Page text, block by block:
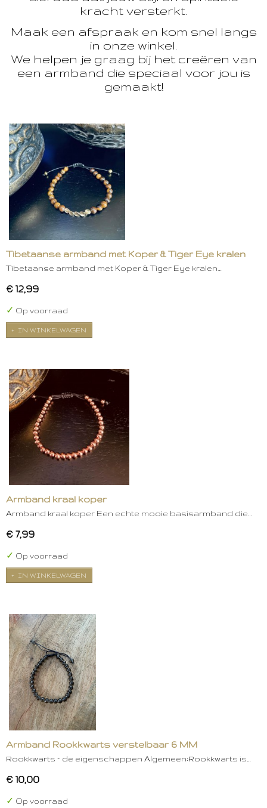
kracht versterkt.
Maak een afspraak en kom snel langs
in onze winkel.
We helpen je graag bij het creëren van
een armband die speciaal voor jou is
gemaakt!
Tibetaanse armband met Koper & Tiger Eye kralen
Tibetaanse armband met Koper & Tiger Eye kralen…
€ 12,99
✓ Op voorraad
IN WINKELWAGEN
Armband kraal koper
Armband kraal koper Een echte mooie basisarmband die…
€ 7,99
✓ Op voorraad
IN WINKELWAGEN
Armband Rookkwarts verstelbaar 6 MM
Rookkwarts – de eigenschappen Algemeen:Rookkwarts is…
€ 10,00
✓ Op voorraad